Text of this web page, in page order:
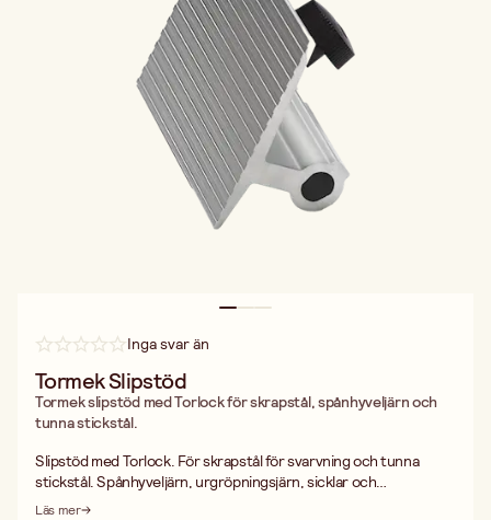
Inga svar än
Tormek Slipstöd
Tormek slipstöd med Torlock för skrapstål, spånhyveljärn och
tunna stickstål.
Slipstöd med Torlock. För skrapstål för svarvning och tunna
stickstål. Spånhyveljärn, urgröpningsjärn, sicklar och
skruvmejslar.
Läs mer